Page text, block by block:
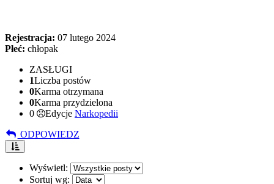
Rejestracja: 07 lutego 2024
Płeć: chłopak
ZASŁUGI
1Liczba postów
0Karma otrzymana
0Karma przydzielona
0
Edycje Narkopedii
ODPOWIEDZ
Wyświetl:
Sortuj wg: